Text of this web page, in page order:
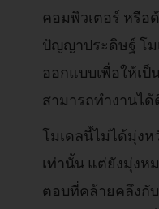
คอมพิวเตอร์ หรือ
ปัญญาประดิษฐ์ โม
ออกแบบเพื่อให้เป็
สามารถทำงานไ
โมเดลนี้ไม่ได้มุ่ง
เท่านั้น แต่ยังมุ่งห
ตอบที่คล้ายคลึงกั